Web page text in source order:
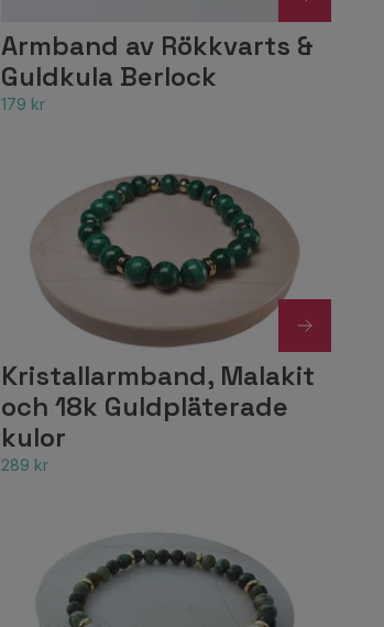
Armband av Rökkvarts &
Guldkula Berlock
179 kr
Kristallarmband, Malakit
och 18k Guldpläterade
kulor
289 kr